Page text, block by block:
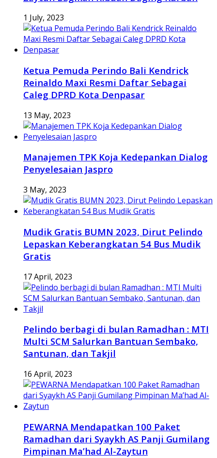
1 July, 2023
Ketua Pemuda Perindo Bali Kendrick
Reinaldo Maxi Resmi Daftar Sebagai
Caleg DPRD Kota Denpasar
13 May, 2023
Manajemen TPK Koja Kedepankan Dialog
Penyelesaian Jaspro
3 May, 2023
Mudik Gratis BUMN 2023, Dirut Pelindo
Lepaskan Keberangkatan 54 Bus Mudik
Gratis
17 April, 2023
Pelindo berbagi di bulan Ramadhan : MTI
Multi SCM Salurkan Bantuan Sembako,
Santunan, dan Takjil
16 April, 2023
PEWARNA Mendapatkan 100 Paket
Ramadhan dari Syaykh AS Panji Gumilang
Pimpinan Ma’had Al-Zaytun